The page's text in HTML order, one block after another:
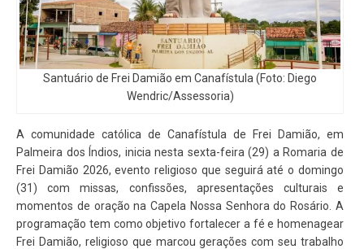
Santuário de Frei Damião em Canafístula (Foto: Diego
Wendric/Assessoria)
A comunidade católica de Canafístula de Frei Damião, em
Palmeira dos Índios, inicia nesta sexta-feira (29) a Romaria de
Frei Damião 2026, evento religioso que seguirá até o domingo
(31) com missas, confissões, apresentações culturais e
momentos de oração na Capela Nossa Senhora do Rosário. A
programação tem como objetivo fortalecer a fé e homenagear
Frei Damião, religioso que marcou gerações com seu trabalho